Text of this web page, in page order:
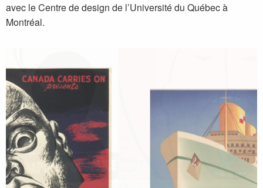
avec le Centre de design de l’Université du Québec à
Montréal.